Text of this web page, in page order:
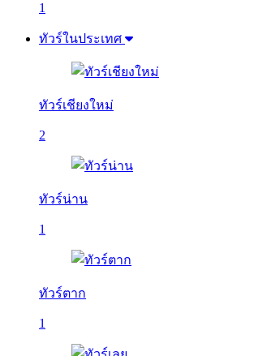
1
ทัวร์ในประเทศ
ทัวร์เชียงใหม่
2
ทัวร์น่าน
1
ทัวร์ตาก
1